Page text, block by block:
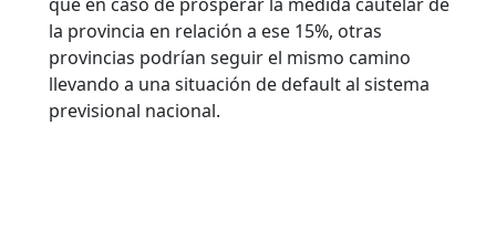
la provincia en relación a ese 15%, otras
provincias podrían seguir el mismo camino
llevando a una situación de default al sistema
previsional nacional.